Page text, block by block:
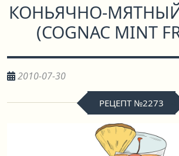
КОНЬЯЧНО-
(COGNAC MINT
2010-07-30
РЕЦЕПТ №2273